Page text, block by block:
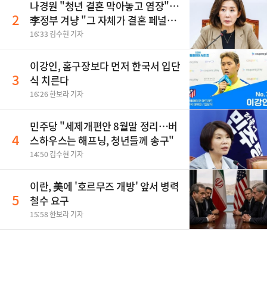
2
나경원 "청년 결혼 막아놓고 염장"…
李정부 겨냥 "그 자체가 결혼 페널
티"
16:33 김수현 기자
3
이강인, 홈구장보다 먼저 한국서 입단
식 치른다
16:26 한보라 기자
4
민주당 "세제개편안 8월말 정리…버
스하우스는 해프닝, 청년들께 송구"
14:50 김수현 기자
5
이란, 美에 '호르무즈 개방' 앞서 병력
철수 요구
15:58 한보라 기자